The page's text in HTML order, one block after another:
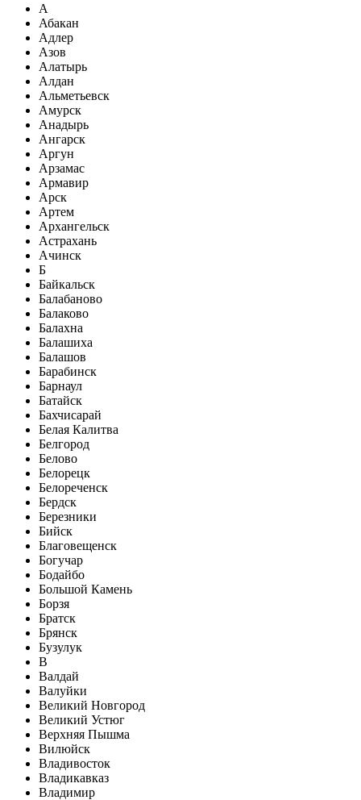
А
Абакан
Адлер
Азов
Алатырь
Алдан
Альметьевск
Амурск
Анадырь
Ангарск
Аргун
Арзамас
Армавир
Арск
Артем
Архангельск
Астрахань
Ачинск
Б
Байкальск
Балабаново
Балаково
Балахна
Балашиха
Балашов
Барабинск
Барнаул
Батайск
Бахчисарай
Белая Калитва
Белгород
Белово
Белорецк
Белореченск
Бердск
Березники
Бийск
Благовещенск
Богучар
Бодайбо
Большой Камень
Борзя
Братск
Брянск
Бузулук
В
Валдай
Валуйки
Великий Новгород
Великий Устюг
Верхняя Пышма
Вилюйск
Владивосток
Владикавказ
Владимир